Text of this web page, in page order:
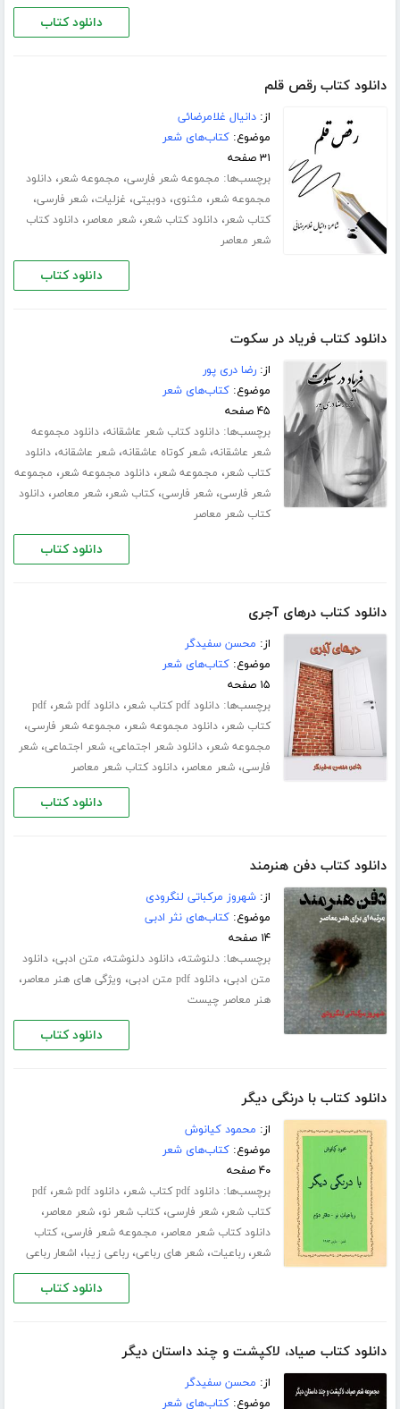
دانلود کتاب
دانلود کتاب رقص قلم
از:دانیال غلامرضائی
موضوع:کتاب‌های شعر
۳۱ صفحه
برچسب‌ها: مجموعه شعر فارسی، مجموعه شعر،دانلود
مجموعه شعر، مثنوی،دوبیتی، غزلیات،شعر فارسی،
کتاب شعر،دانلود کتاب شعر،شعر معاصر،دانلود کتاب
شعر معاصر
دانلود کتاب
دانلود کتاب فریاد در سکوت
از:رضا دری پور
موضوع:کتاب‌های شعر
۴۵ صفحه
برچسب‌ها:دانلود کتاب شعر عاشقانه،دانلود مجموعه
شعر عاشقانه،شعر کوتاه عاشقانه،شعر عاشقانه،دانلود
کتاب شعر، مجموعه شعر،دانلود مجموعه شعر، مجموعه
شعر فارسی،شعر فارسی،کتاب شعر،شعر معاصر،دانلود
کتاب شعر معاصر
دانلود کتاب
دانلود کتاب درهای آجری
از: محسن سفیدگر
موضوع:کتاب‌های شعر
۱۵ صفحه
برچسب‌ها:دانلود pdf کتاب شعر ،دانلود pdf شعر ،pdf
کتاب شعر،دانلود مجموعه شعر، مجموعه شعر فارسی،
مجموعه شعر،دانلود شعر اجتماعی،شعر اجتماعی،شعر
فارسی،شعر معاصر،دانلود کتاب شعر معاصر
دانلود کتاب
دانلود کتاب دفن هنرمند
از:شهروز مرکباتی لنگرودی
موضوع:کتاب‌های نثر ادبی
۱۴ صفحه
برچسب‌ها:دلنوشته،دانلود دلنوشته، متن ادبی،دانلود
متن ادبی،دانلود pdf متن ادبی ، ویژگی های هنر معاصر،
هنر معاصر چیست
دانلود کتاب
دانلود کتاب با درنگی دیگر
از: محمود کیانوش
موضوع:کتاب‌های شعر
۴۰ صفحه
برچسب‌ها:دانلود pdf کتاب شعر ،دانلود pdf شعر ،pdf
کتاب شعر،شعر فارسی،کتاب شعر نو،شعر معاصر،
دانلود کتاب شعر معاصر، مجموعه شعر فارسی،کتاب
شعر،رباعیات،شعر های رباعی،رباعی زیبا، اشعار رباعی
دانلود کتاب
دانلود کتاب صیاد، لاکپشت و چند داستان دیگر
از: محسن سفیدگر
موضوع:کتاب‌های شعر